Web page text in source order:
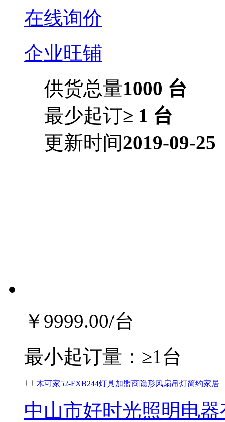
在线询价
企业旺铺
供货总量1000 台
最少起订≥ 1 台
更新时间2019-09-25
￥9999.00/台
最小起订量： ≥1台
木可家52-FXB244灯具加盟商隐形风扇吊灯简约家居
中山市好时光照明电